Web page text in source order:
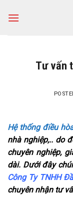
Tư vấn
Hệ thống điều
nhà nghiệp,.. do
chuyên nghiệp,
dài. Dưới đây
Công Ty TNHH
chuyên nhận tư